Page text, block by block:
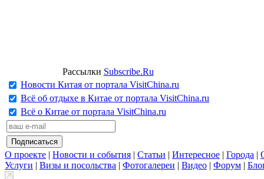
Рассылки Subscribe.Ru
Новости Китая от портала VisitChina.ru
Всё об отдыхе в Китае от портала VisitChina.ru
Всё о Китае от портала VisitChina.ru
О проекте | Новости и события | Статьи | Интересное | Города |
Услуги | Визы и посольства | Фотогалереи | Видео | Форум |